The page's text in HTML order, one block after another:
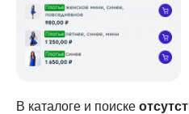
В каталоге и поиске